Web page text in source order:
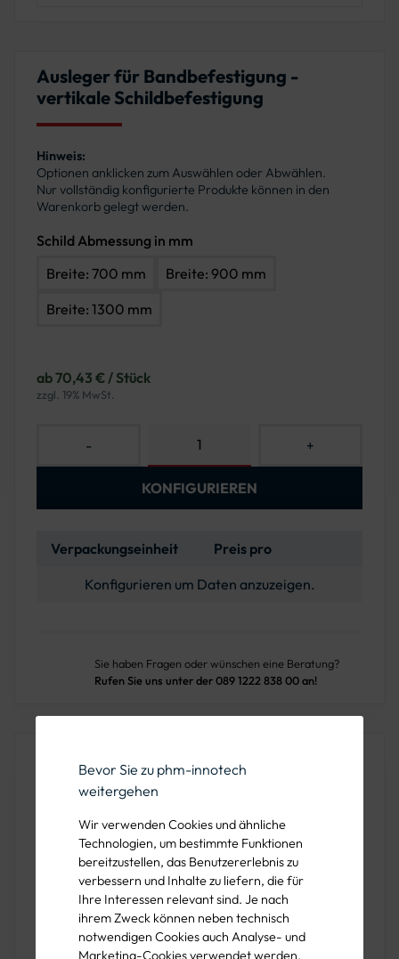
Bevor Sie zu phm-innotech
weitergehen
Wir verwenden Cookies und ähnliche
Technologien, um bestimmte Funktionen
bereitzustellen, das Benutzererlebnis zu
verbessern und Inhalte zu liefern, die für
Ihre Interessen relevant sind. Je nach
ihrem Zweck können neben technisch
notwendigen Cookies auch Analyse- und
Marketing-Cookies verwendet werden.
Ausleger für Bandbefestigung -
vertikale Schildbefestigung
Hinweis:
Optionen anklicken zum Auswählen oder Abwählen.
Nur vollständig konfigurierte Produkte können in den
Warenkorb gelegt werden.
Schild Abmessung in mm
Breite: 700 mm
Breite: 900 mm
Breite: 1300 mm
ab 70,43 € / Stück
zzgl. 19% MwSt.
- +
KONFIGURIEREN
Verpackungseinheit
Preis pro
Konfigurieren um Daten anzuzeigen.
Sie haben Fragen oder wünschen eine Beratung?
Rufen Sie uns unter der 089 1222 838 00 an!
Der Ausleger für Bandbefestigung ist eine zuverlässige
Lösung zur vertikalen Befestigung von Schildern an
Pfosten. Hergestellt aus robustem Stahl und feuerverzinkt,
gewährleistet dieser Ausleger eine lange Lebensdauer
und hohen Korrosionsschutz.
Eigenschaften des Auslegers